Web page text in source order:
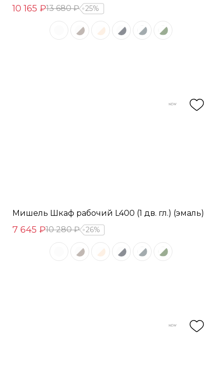
10 165 ₽13 680 ₽ 25%
Мишель Шкаф рабочий L400 (1 дв. гл.) (эмаль)
7 645 ₽10 280 ₽ 26%